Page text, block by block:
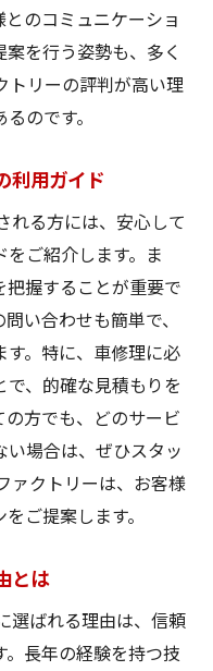
質な修理
たらすカーライフ
テナンス
サポート
の技術
ートも充実
る心の平穏
ァクトリーの魅力
う工場の強み
度の修理
対応力
サービス
トリーが解決する
のコミュニケーショ
を行う姿勢も、多く
トリーの評判が高い理
のです。
利用ガイド
れる方には、安心して
ご紹介します。ま
握することが重要で
い合わせも簡単で、
。特に、車修理に必
、的確な見積もりを
方でも、どのサービ
場合は、ぜひスタッ
ァクトリーは、お客様
ご提案します。
とは
選ばれる理由は、信頼
長年の経験を持つ技